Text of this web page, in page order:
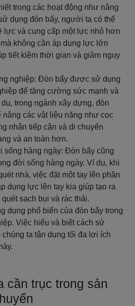
trong các hoạt động như nâng
dụng đòn bẩy, người ta có thể
lực và cung cấp một lực nhỏ hơn
không cần áp dụng lực lớn
tiết kiệm thời gian và giảm nguy
nghiệp: Đòn bẩy được sử dụng
để tăng cường sức mạnh và
trong ngành xây dựng, đòn
các vật liệu nặng như cọc
nhân tiếp cận và di chuyển
và an toàn hơn.
sống hàng ngày: Đòn bẩy cũng
đời sống hàng ngày. Ví dụ, khi
nhà, việc đặt một tay lên phần
dụng lực lên tay kia giúp tạo ra
sạch bụi và rác thải.
dụng phổ biến của đòn bẩy trong
Việc hiểu và biết cách sử
ta tận dụng tối đa lợi ích
cần trục trong sản